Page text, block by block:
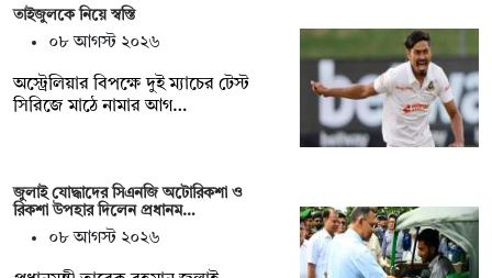
তাইজুলকে নিয়ে স্বস্তি
০৮ আগস্ট ২০২৬
অস্ট্রেলিয়ার বিপক্ষে দুই ম্যাচের টেস্ট
সিরিজে মাঠে নামার আগ…
জুলাই যোদ্ধাদের সিএনজি অটোরিকশা ও
রিকশা উপহার দিলেন প্রধানম…
০৮ আগস্ট ২০২৬